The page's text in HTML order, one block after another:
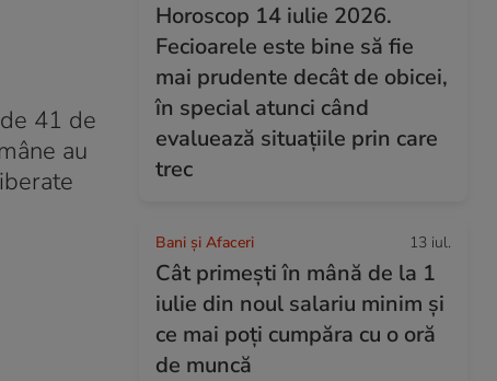
41 de
au
Horoscop 14 iulie 2026.
Fecioarele este bine să fie
mai prudente decât de obicei,
în special atunci când
evaluează situațiile prin care
trec
Bani și Afaceri 13 iul.
Cât primești în mână de la 1
iulie din noul salariu minim și
ce mai poți cumpăra cu o oră
de muncă